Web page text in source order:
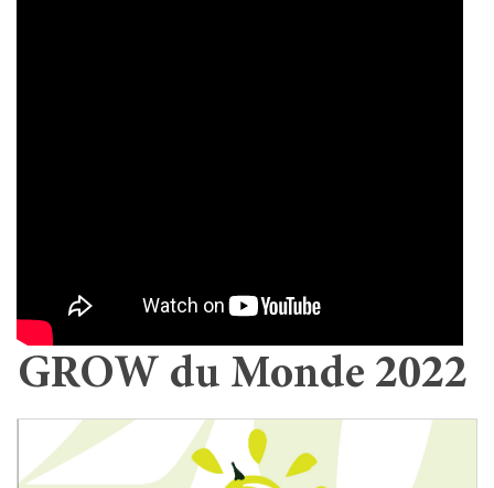
GROW du Monde 2022